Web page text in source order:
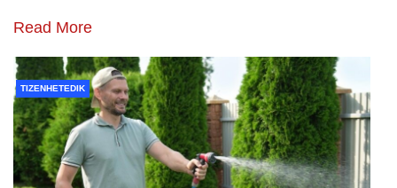
Read More
TIZENHETEDIK